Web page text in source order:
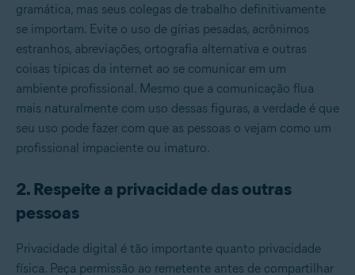
gramática, mas seus colegas de trabalho definitivamente
se importam. Evite o uso de gírias pesadas, acrônimos
estranhos, abreviações, ortografia alternativa e outras
coisas típicas da internet ao se comunicar em um
ambiente profissional. Mesmo que a comunicação flua
mais naturalmente com uso dessas figuras, a verdade é que
seu uso pode fazer com que as pessoas o vejam como um
profissional impaciente ou imaturo.
2. Respeite a privacidade das outras
pessoas
Privacidade digital é tão importante quanto privacidade
física. Peça permissão ao remetente antes de compartilhar